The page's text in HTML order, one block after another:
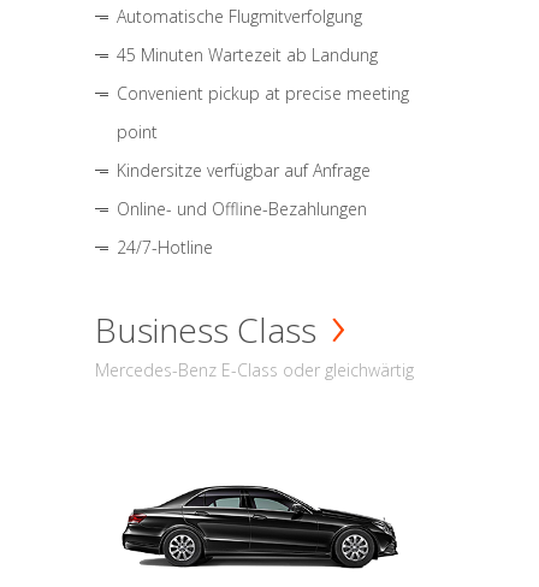
Automatische Flugmitverfolgung
45 Minuten Wartezeit ab Landung
Convenient pickup at precise meeting
point
Kindersitze verfügbar auf Anfrage
Online- und Offline-Bezahlungen
24/7-Hotline
Business Class
Mercedes-Benz E-Class oder gleichwärtig